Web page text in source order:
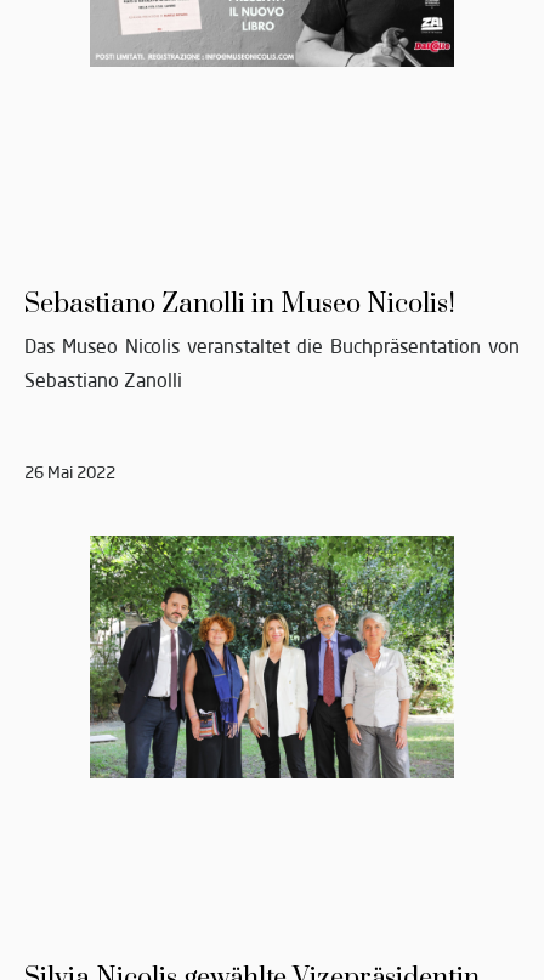
Sebastiano Zanolli in Museo Nicolis!
Das Museo Nicolis veranstaltet die Buchpräsentation von
Sebastiano Zanolli
26 Mai 2022